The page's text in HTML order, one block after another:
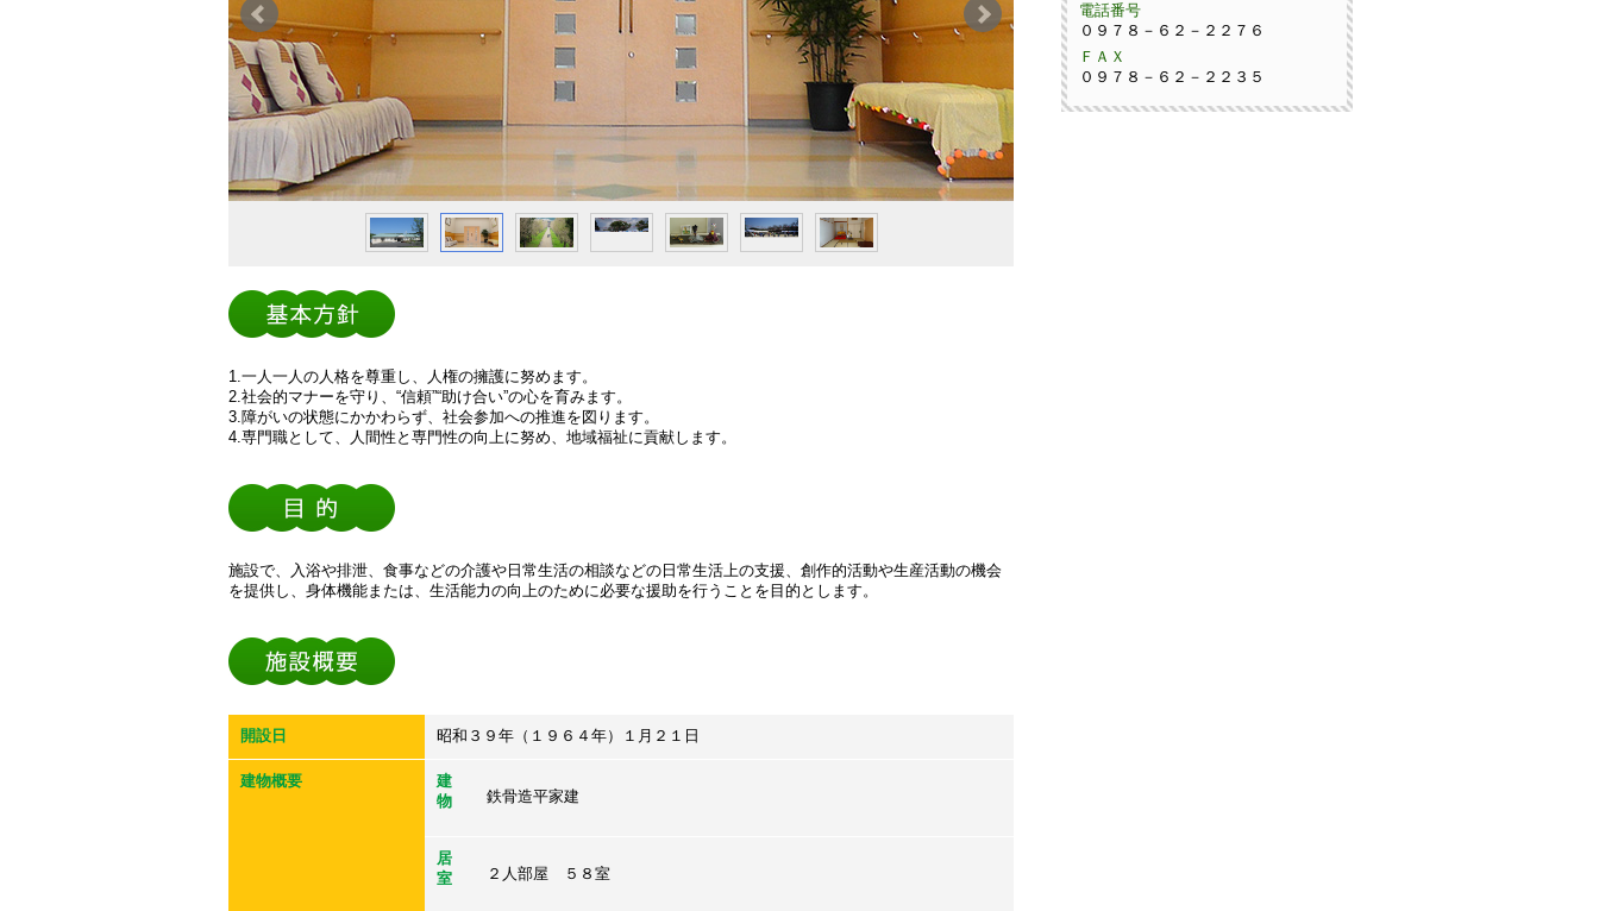
1.一人一人の人格を尊重し、人権の擁護に努めます。
2.社会的マナーを守り、“信頼”“助け合い”の心を育みます。
3.障がいの状態にかかわらず、社会参加への推進を図ります。
4.専門職として、人間性と専門性の向上に努め、地域福祉に貢献します。
施設で、入浴や排泄、食事などの介護や日常生活の相談などの日常生活上の支援、創作的活動や生産活動の機会
を提供し、身体機能または、生活能力の向上のために必要な援助を行うことを目的とします。
開設日 昭和３９年（１９６４年）１月２１日
建物概要
建
物
鉄骨造平家建
居
室
２人部屋 ５８室
電話番号
０９７８－６２－２２７６
ＦＡＸ
０９７８－６２－２２３５